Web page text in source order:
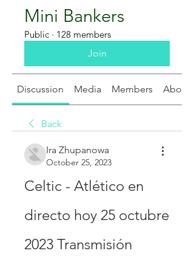
Mini Bankers
Public · 128 members
Join
Discussion Media Members About
Back
Ira Zhupanowa
October 25, 2023
Celtic - Atlético en
directo hoy 25 octubre
2023 Transmisión